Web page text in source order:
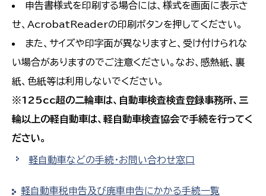
申告書様式を印刷する場合には、様式を画面に表示さ
せ、AcrobatReaderの印刷ボタンを押してください。
また、サイズや印字面が異なりますと、受け付けられな
い場合がありますのでご注意ください。なお、感熱紙、裏
紙、色紙等は利用しないでください。
※125cc超の二輪車は、自動車検査検査登録事務所、三
輪以上の軽自動車は、軽自動車検査協会で手続を行ってく
ださい。
軽自動車などの手続・お問い合わせ窓口
軽自動車税申告及び廃車申告にかかる手続一覧